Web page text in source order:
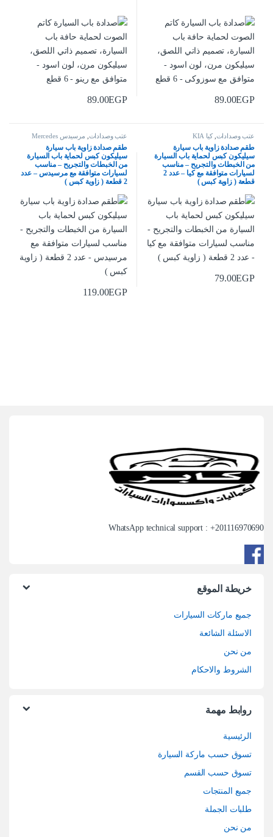
89.00EGP
89.00EGP
عتب وصدادات ,كيا KIA
طقم صدادة زاوية باب سيارة
سيليكون كبس لحماية باب السيارة
من الخبطات والتجريح – مناسب
لسيارات متوافقة مع كيا – عدد 2
قطعة ( زاوية كبس )
79.00EGP
عتب وصدادات مرسيدس Mercedes
طقم صدادة زاوية باب سيارة
سيليكون كبس لحماية باب السيارة
من الخبطات والتجريح – مناسب
لسيارات متوافقة مع مرسيدس – عدد
2 قطعة ( زاوية كبس )
119.00EGP
WhatsApp technical support : +201116970690
خريطة الموقع
جميع ماركات السيارات
الاسئلة الشائعة
من نحن
الشروط والاحكام
روابط مهمة
الرئيسية
تسوق حسب ماركة السيارة
تسوق حسب القسم
جميع المنتجات
طلبات الجملة
من نحن